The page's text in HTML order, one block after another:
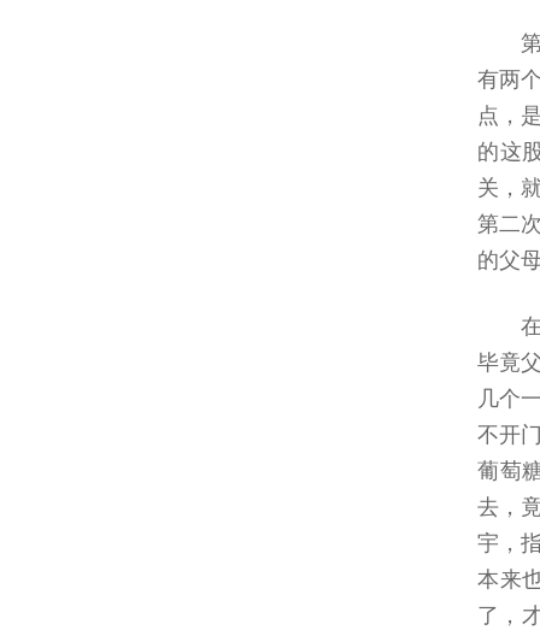
有两
点，
的这
关，
第二
的父
毕竟
几个
不开
葡萄
去，
宇，
本来
了，